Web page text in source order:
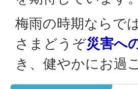
梅雨の時期ならで
さまどうぞ災害へ
き、健やかにお過